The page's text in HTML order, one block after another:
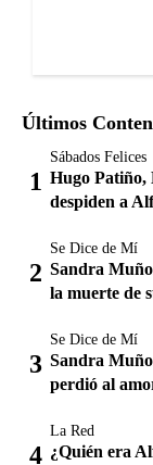
Últimos
Sábados Felices
Hugo Patiño,
despiden a
Se Dice de Mí
Sandra
la muerte de
Se Dice de Mí
Sandra
perdió al
La Red
¿Quién era